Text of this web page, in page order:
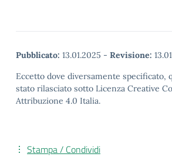
Pubblicato: 13.01.2025 - Revisione:
Eccetto dove diversamente specificato,
stato rilasciato sotto Licenza Creative
Attribuzione 4.0 Italia.
Stampa / Condividi